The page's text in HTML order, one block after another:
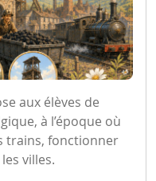
aux élèves de
à l’époque où
trains, fonctionner
villes.